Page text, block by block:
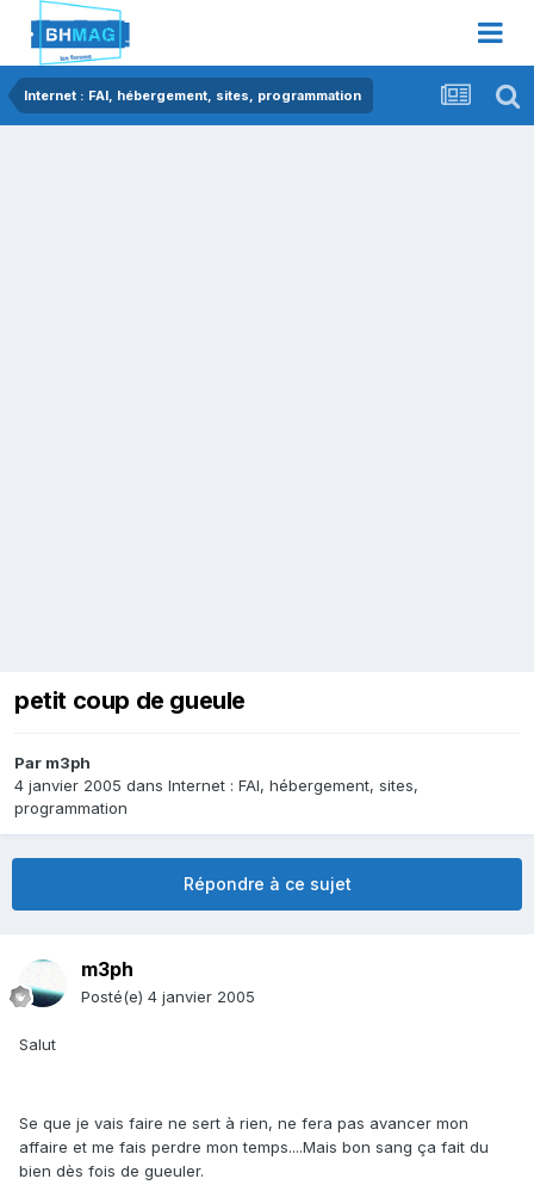
Internet : FAI, hébergement, sites, programmation
petit coup de gueule
Par m3ph
4 janvier 2005 dans Internet : FAI, hébergement, sites,
programmation
Répondre à ce sujet
m3ph
Posté(e) 4 janvier 2005
Salut
Se que je vais faire ne sert à rien, ne fera pas avancer mon
affaire et me fais perdre mon temps....Mais bon sang ça fait du
bien dès fois de gueuler.